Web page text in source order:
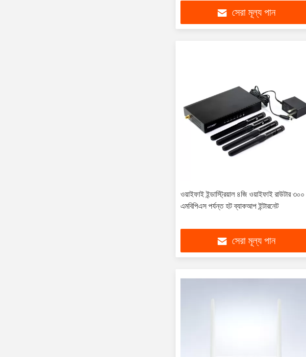
সেরা মূল্য পান
ওয়াইফাই ইন্ডাস্ট্রিয়াল ৪জি ওয়াইফাই রাউটার ৩০০
এমবিপিএস পর্যন্ত হট ব্যাকআপ ইন্টারনেট
সেরা মূল্য পান